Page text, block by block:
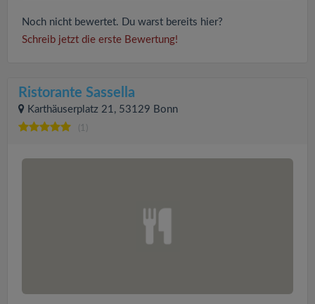
Noch nicht bewertet. Du warst bereits hier?
Schreib jetzt die erste Bewertung!
Ristorante Sassella
Karthäuserplatz 21, 53129 Bonn
(1)